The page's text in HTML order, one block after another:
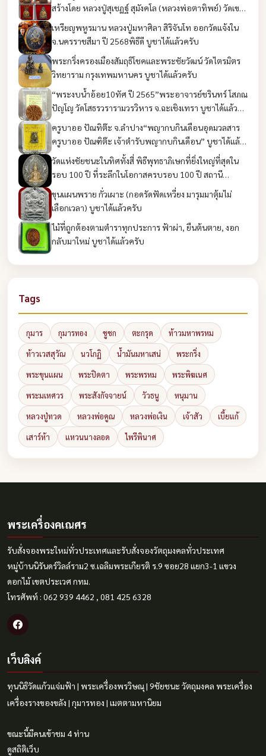
สร้างโดย หลวงปู่สุเชฏฐ์ สุมังคโล (หลวงพ่อตาทิพย์) วัดเขา
นางรักษ์ จังหวัดชัยภูมิ บูชาได้แล้วครับ
เหรียญพหูรมาน หลวงปู่มหาศิลา สิริจันโท ออกวัดแจ้งใน
จ.นครราชสีมา ปี 2568พิธีดี บูชาได้แล้วครับ
พระกริ่งครองเมืองสัมฤธิโชคและพระชัยวัฒน์ วัดไตรมิตร
วิทยาราม กรุงเทพมหานคร บูชาได้แล้วครับ
“พระงบน้ำอ้อย10ทัศ ปี 2565”พระอาจารย์ชรินทร์ โสภณ
ปัญโญ วัดโสธรวรารามวรวิหาร จ.ฉะเชิงเทรา บูชาได้แล้ว
ครูบาออ ปัณทิต๊ะ จ.ลำปาง“พญากบกินเดือนอุดมวลสาร
ครูบาออ ปัณฑิต๊ะ เจ้าตำรับพญากบกินเดือน” บูชาได้แล้ว
ครับ
วัดแห่งชัยชนะในทิศทั้งสี่ พิธีพุทธาภิเษกที่ยิ่งใหญ่ที่สุดใน
รอบ 100 ปี ที่ระลึกในโอกาสครบรอบ 100 ปี สถานี
ตำรวจนครบาลชนะสงคราม บูชาได้แล้วครับ
ขุนแผนพราย กั่วเผาะ (กอดรัดฟัดเหวี่ยง มารุมมาตุ้มไม่
เลือกเวลา) บูชาได้แล้วครับ
ไม้ที่ถูกต้องตามตำราทุกประการ ฟ้าผ่า, ยืนต้นตาย, งอก
กลับมาใหม่ บูชาได้แล้วครับ
Tags
กุมาร กุมารทอง ชูชก ตะกรุด ท้าวมหาพรหม
ท้าวเวสสุวัณ นวโกฏิ น้ำมันมหาเสน่ พระกริ่ง
พระขุนแผน พระปิดตา พระพรหม พระพิฆเนศ
พระมเหศวร พระสังกัจจายน์ วัวธนู หนุมาน
หลวงปู่ทวด หลวงพ่อคูณ หลวงพ่อเงิน เจ้าสัว เบี้ยแก้
เสาร์ห้า แหวนนางลอด ไพรีพินาศ
พระเครื่องคเณศร
รับสั่งจองพระใหม่ทั่วประเทศและรับสั่งจองวัตถุมงคลทั่วประเทศ
หมู่บ้านนิรันดร์วิลล์ราม2 ซ.เฉลิมพระเกียรติ ร.9 ซอย28 แยก3-1 แขวง
ดอกไม้ เขตประเวศ กทม.
โทรศัพท์ : 062 939 4462 , 081 425 6328
เว็บลิงค์
ทุนนิธิวัดแก้วแจ่มฟ้า | พระเครื่องพรวิษณุ| 9ชัยชนะ วัตถุมงคล พระเครื่อง
เครื่องรางของขลัง | กุมารทอง | เมตตามหานิยม
ขณะนี้มีคนเข้าชม 4 ท่าน
ดูสถิติเว็บ